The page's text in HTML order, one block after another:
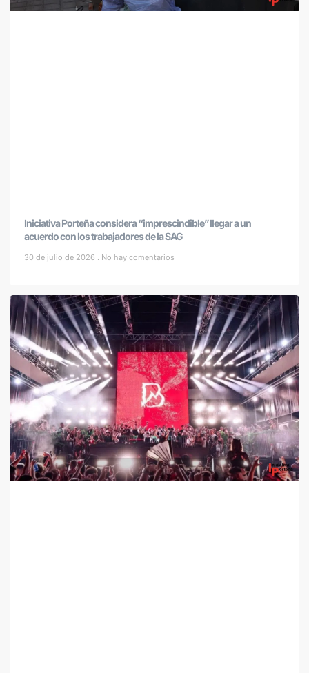
Iniciativa Porteña considera “imprescindible” llegar a un
acuerdo con los trabajadores de la SAG
30 de julio de 2026 No hay comentarios